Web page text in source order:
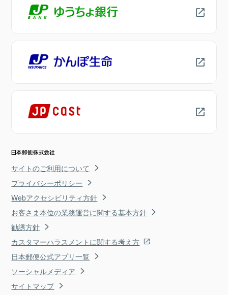
サイトのご利用について
プライバシーポリシー
Webアクセシビリティ方針
お客さま本位の業務運営に関する基本方針
勧誘方針
カスタマーハラスメントに関する考え方
日本郵便公式アプリ一覧
ソーシャルメディア
サイトマップ